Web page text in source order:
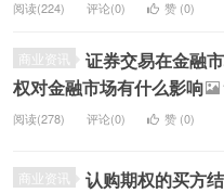
阅读(224) 评论(0) 赞 (0)
商业资讯
证券交易在金融
权对金融市场有什么影响
阅读(278) 评论(0) 赞 (0)
商业资讯
认购期权的买方